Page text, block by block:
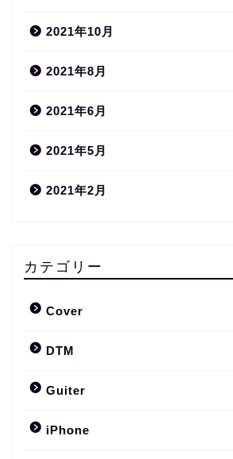
2021年10月
2021年8月
2021年6月
2021年5月
2021年2月
カテゴリー
Cover
DTM
Guiter
iPhone